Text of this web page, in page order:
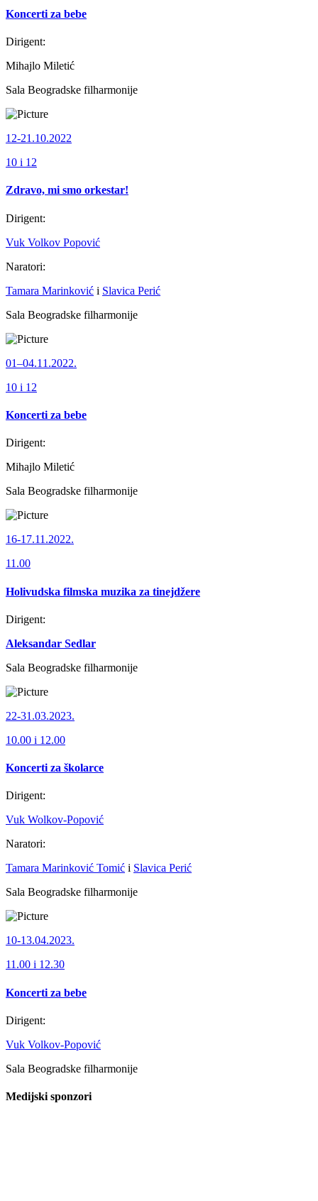
Koncerti za bebe
Dirigent:
Mihajlo Miletić
Sala Beogradske filharmonije
12-21.10.2022
10 i 12
Zdravo, mi smo orkestar!
Dirigent:
Vuk Volkov Popović
Naratori:
Tamara Marinković i Slavica Perić
Sala Beogradske filharmonije
01–04.11.2022.
10 i 12
Koncerti za bebe
Dirigent:
Mihajlo Miletić
Sala Beogradske filharmonije
16-17.11.2022.
11.00
Holivudska filmska muzika za tinejdžere
Dirigent:
Aleksandar Sedlar
Sala Beogradske filharmonije
22-31.03.2023.
10.00 i 12.00
Koncerti za školarce
Dirigent:
Vuk Wolkov-Popović
Naratori:
Tamara Marinković Tomić i Slavica Perić
Sala Beogradske filharmonije
10-13.04.2023.
11.00 i 12.30
Koncerti za bebe
Dirigent:
Vuk Volkov-Popović
Sala Beogradske filharmonije
Medijski sponzori